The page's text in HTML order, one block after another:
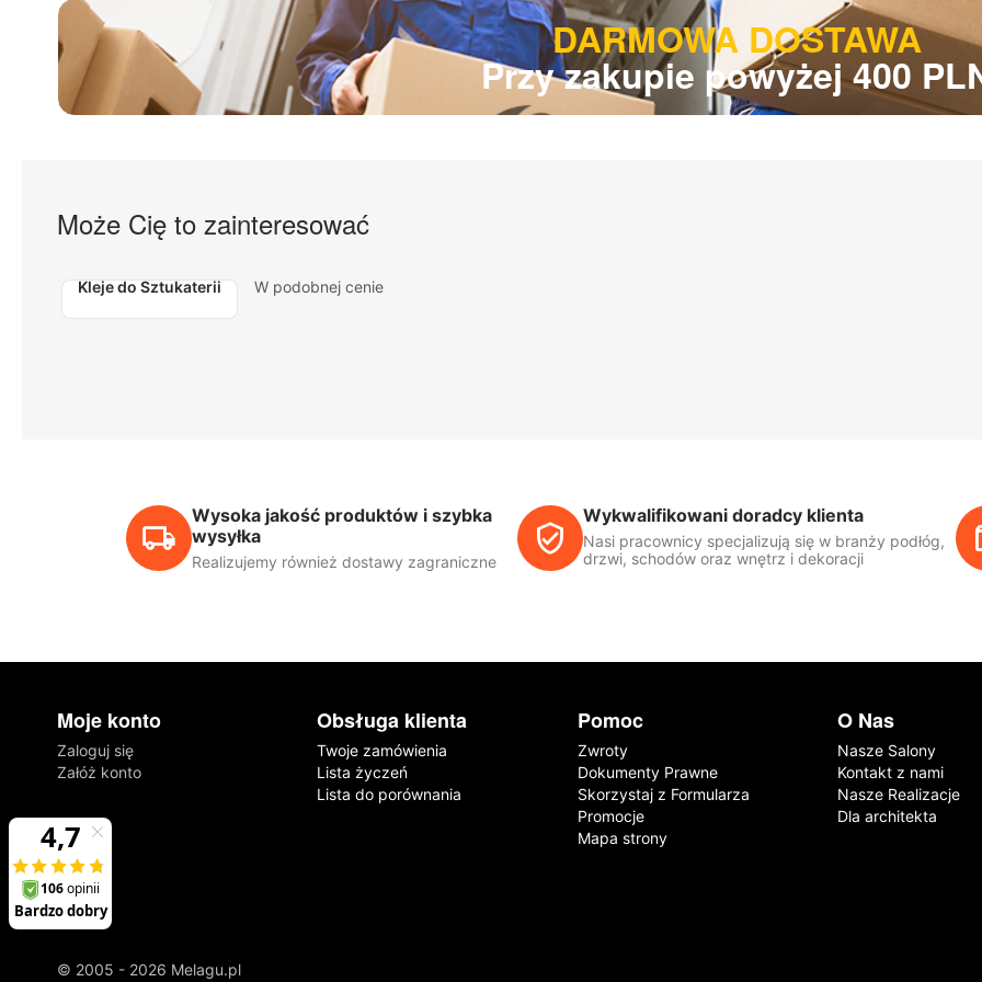
DARMOWA DOSTAWA
Przy zakupie powyżej 400
Może Cię to zainteresować
Kleje do Sztukaterii W podobnej cenie
Wysoka jakość produktów i szybka
wysyłka
Realizujemy również dostawy zagraniczne
Wykwalifikowani doradcy klienta
Nasi pracownicy specjalizują się w branży podłóg,
drzwi, schodów oraz wnętrz i dekoracji
Moje konto
Zaloguj się
Załóż konto
Obsługa klienta
Twoje zamówienia
Lista życzeń
Lista do porównania
Pomoc
Zwroty
Dokumenty Prawne
Skorzystaj z Formularza
Promocje
Mapa strony
O Nas
Nasze Salony
Kontakt z nami
Nasze Realizacje
Dla architekta
© 2005 - 2026 Melagu.pl